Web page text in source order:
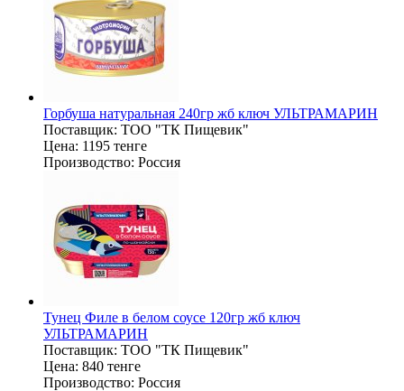
Горбуша натуральная 240гр жб ключ УЛЬТРАМАРИН
Поставщик: ТОО "ТК Пищевик"
Цена: 1195 тенге
Производство: Россия
Тунец Филе в белом соусе 120гр жб ключ
УЛЬТРАМАРИН
Поставщик: ТОО "ТК Пищевик"
Цена: 840 тенге
Производство: Россия